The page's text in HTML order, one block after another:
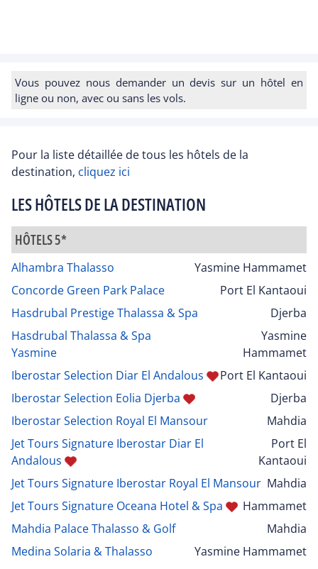
Vous pouvez nous demander un devis sur un hôtel en
ligne ou non, avec ou sans les vols.
Pour la liste détaillée de tous les hôtels de la
destination, cliquez ici
LES HÔTELS DE LA DESTINATION
HÔTELS 5*
Alhambra Thalasso
Yasmine Hammamet
Concorde Green Park Palace
Port El Kantaoui
Hasdrubal Prestige Thalassa & Spa
Djerba
Hasdrubal Thalassa & Spa
Yasmine
Yasmine
Hammamet
Iberostar Selection Diar El Andalous
Port El Kantaoui
Iberostar Selection Eolia Djerba
Djerba
Iberostar Selection Royal El Mansour
Mahdia
Jet Tours Signature Iberostar Diar El
Andalous
Port El
Kantaoui
Jet Tours Signature Iberostar Royal El Mansour Mahdia
Jet Tours Signature Oceana Hotel & Spa
Hammamet
Mahdia Palace Thalasso & Golf
Mahdia
Medina Solaria & Thalasso
Yasmine Hammamet